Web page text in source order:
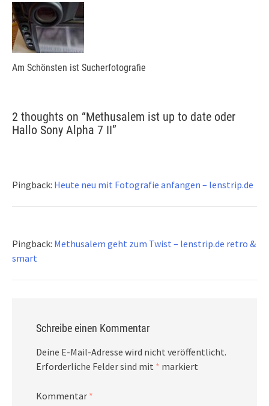
Am Schönsten ist Sucherfotografie
2 thoughts on “Methusalem ist up to date oder
Hallo Sony Alpha 7 II”
Pingback: Heute neu mit Fotografie anfangen – lenstrip.de
Pingback: Methusalem geht zum Twist – lenstrip.de retro &
smart
Schreibe einen Kommentar
Deine E-Mail-Adresse wird nicht veröffentlicht.
Erforderliche Felder sind mit * markiert
Kommentar *